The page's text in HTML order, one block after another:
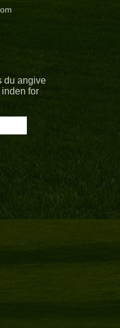
du angive
for
Albatross